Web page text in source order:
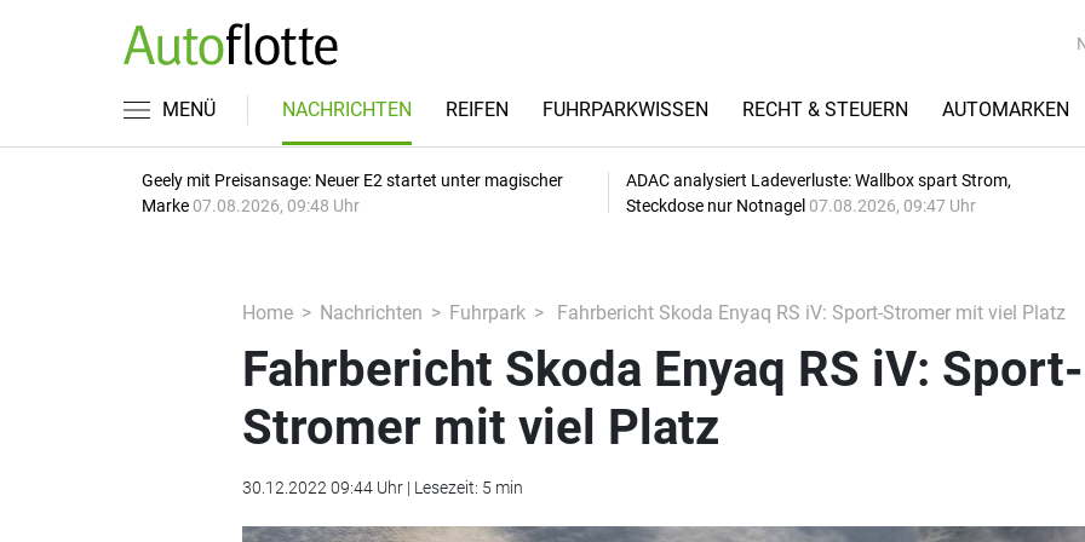
MENÜ NACHRICHTEN REIFEN FUHRPARKWISSEN RECHT & STEUERN AUTOMARKEN
Geely mit Preisansage: Neuer E2 startet unter magischer
Marke 07.08.2026, 09:48 Uhr
ADAC analysiert Ladeverluste: Wallbox spart Strom,
Steckdose nur Notnagel 07.08.2026, 09:47 Uhr
Home Nachrichten Fuhrpark Fahrbericht Skoda Enyaq RS iV: Sport-Stromer mit viel Platz
Fahrbericht Skoda Enyaq RS iV: Sport-
Stromer mit viel Platz
30.12.2022 09:44 Uhr | Lesezeit: 5 min